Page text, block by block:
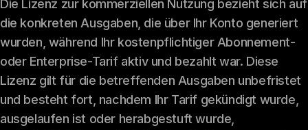
Die Lizenz zur kommerziellen Nutzung bezieht sich auf
die konkreten Ausgaben, die über Ihr Konto generiert
wurden, während Ihr kostenpflichtiger Abonnement-
oder Enterprise-Tarif aktiv und bezahlt war. Diese
Lizenz gilt für die betreffenden Ausgaben unbefristet
und besteht fort, nachdem Ihr Tarif gekündigt wurde,
ausgelaufen ist oder herabgestuft wurde,